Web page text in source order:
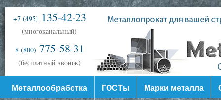
+7 (495) 135-42-23
(многоканальный)
8 (800) 775-58-31
(бесплатный звонок)
Металлообработка ГОСТы Марки металла